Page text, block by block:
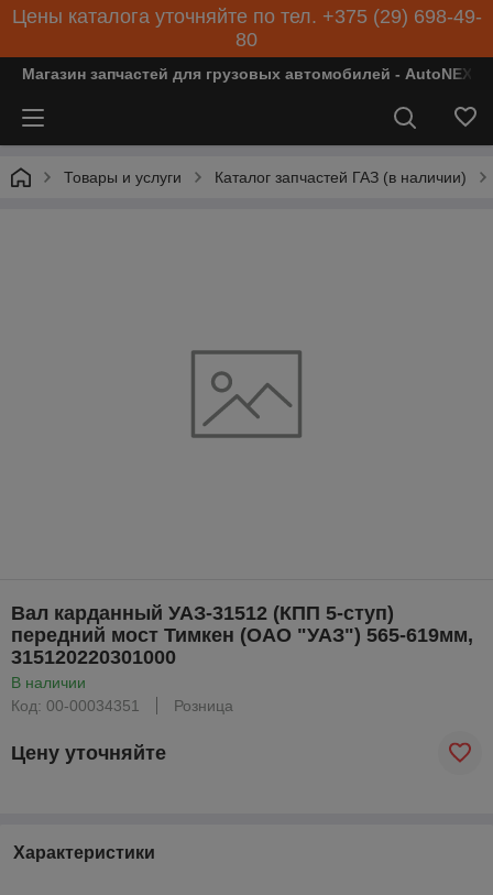
Цены каталога уточняйте по тел. +375 (29) 698-49-
80
Магазин запчастей для грузовых автомобилей - AutoNEXT
Товары и услуги Каталог запчастей ГАЗ (в наличии)
Вал карданный УАЗ-31512 (КПП 5-ступ)
передний мост Тимкен (ОАО "УАЗ") 565-619мм,
315120220301000
В наличии
Код: 00-00034351
Розница
Цену уточняйте
Характеристики